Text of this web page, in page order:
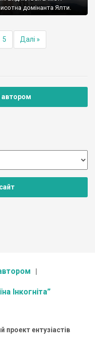
домінанта Ялти.
5 Далі »
автором
Інкогніта”
проект ентузіастів